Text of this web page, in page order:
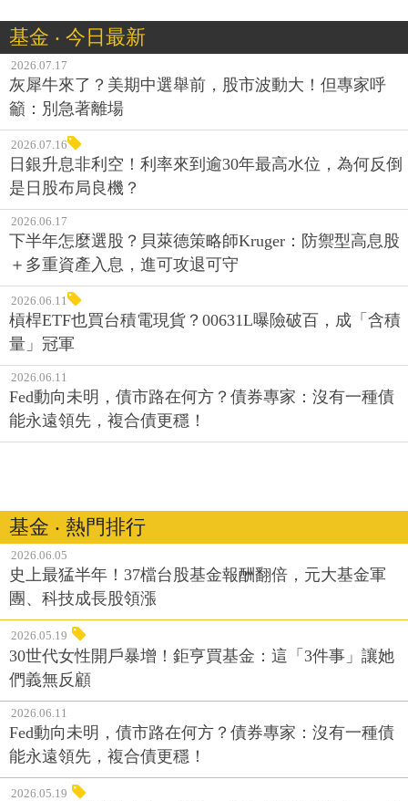
基金 ‧ 今日最新
2026.07.17
灰犀牛來了？美期中選舉前，股市波動大！但專家呼
籲：別急著離場
2026.07.16
日銀升息非利空！利率來到逾30年最高水位，為何反倒
是日股布局良機？
2026.06.17
下半年怎麼選股？貝萊德策略師Kruger：防禦型高息股
＋多重資產入息，進可攻退可守
2026.06.11
槓桿ETF也買台積電現貨？00631L曝險破百，成「含積
量」冠軍
2026.06.11
Fed動向未明，債市路在何方？債券專家：沒有一種債
能永遠領先，複合債更穩！
基金 ‧ 熱門排行
2026.06.05
史上最猛半年！37檔台股基金報酬翻倍，元大基金軍
團、科技成長股領漲
2026.05.19
30世代女性開戶暴增！鉅亨買基金：這「3件事」讓她
們義無反顧
2026.06.11
Fed動向未明，債市路在何方？債券專家：沒有一種債
能永遠領先，複合債更穩！
2026.05.19